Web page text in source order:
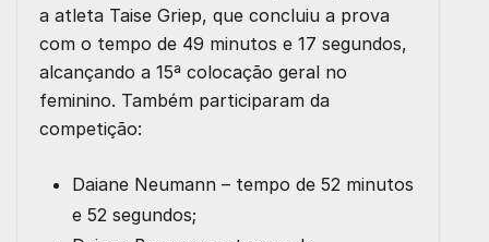
a atleta Taise Griep, que concluiu a prova
com o tempo de 49 minutos e 17 segundos,
alcançando a 15ª colocação geral no
feminino. Também participaram da
competição:
Daiane Neumann – tempo de 52 minutos
e 52 segundos;